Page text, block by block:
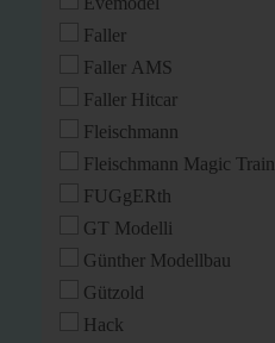
Faller
Faller AMS
Faller Hitcar
Fleischmann
Fleischmann Magic Train
FUGgERth
GT Modelli
Günther Modellbau
Gützold
Hack